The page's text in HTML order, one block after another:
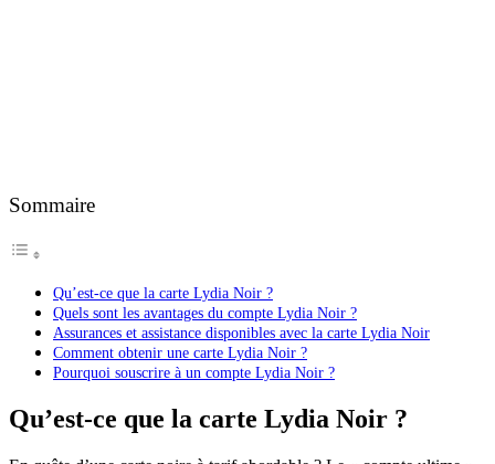
Sommaire
Qu’est-ce que la carte Lydia Noir ?
Quels sont les avantages du compte Lydia Noir ?
Assurances et assistance disponibles avec la carte Lydia Noir
Comment obtenir une carte Lydia Noir ?
Pourquoi souscrire à un compte Lydia Noir ?
Qu’est-ce que la carte Lydia Noir ?